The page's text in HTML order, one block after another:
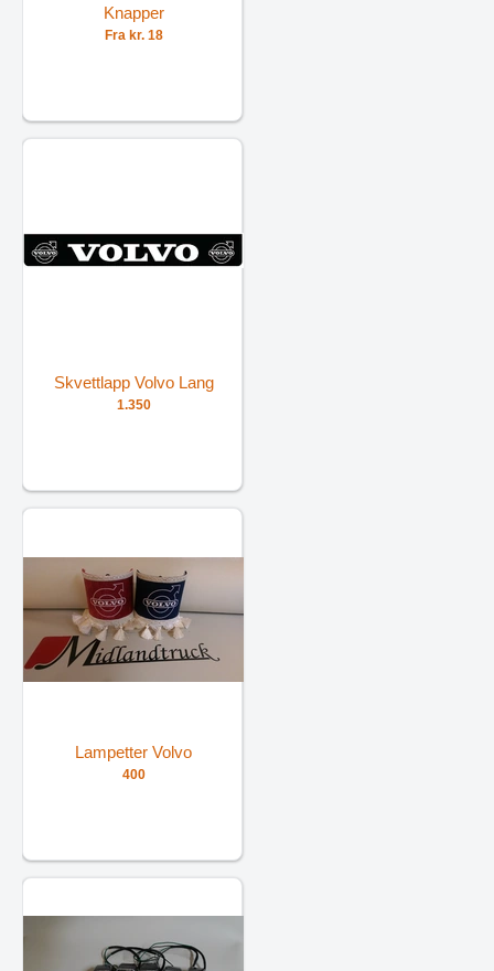
Knapper
Fra kr. 18
Skvettlapp Volvo Lang
1.350
Lampetter Volvo
400